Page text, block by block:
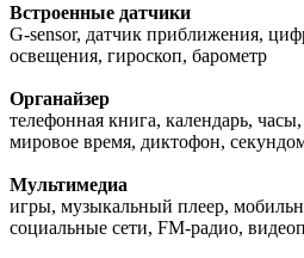
Встроенные датчики
G-sensor, датчик приближения,
освещения, гироскоп, барометр
Органайзер
телефонная книга, календарь,
мировое время, диктофон,
Мультимедиа
игры, музыкальный плеер,
социальные сети, FM-радио,